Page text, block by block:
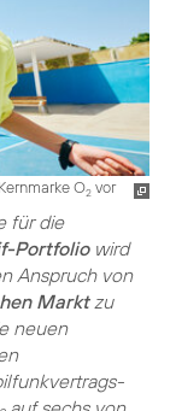
O2 vor
für die
Portfoliowird
Anspruch von
Marktzu
neuen